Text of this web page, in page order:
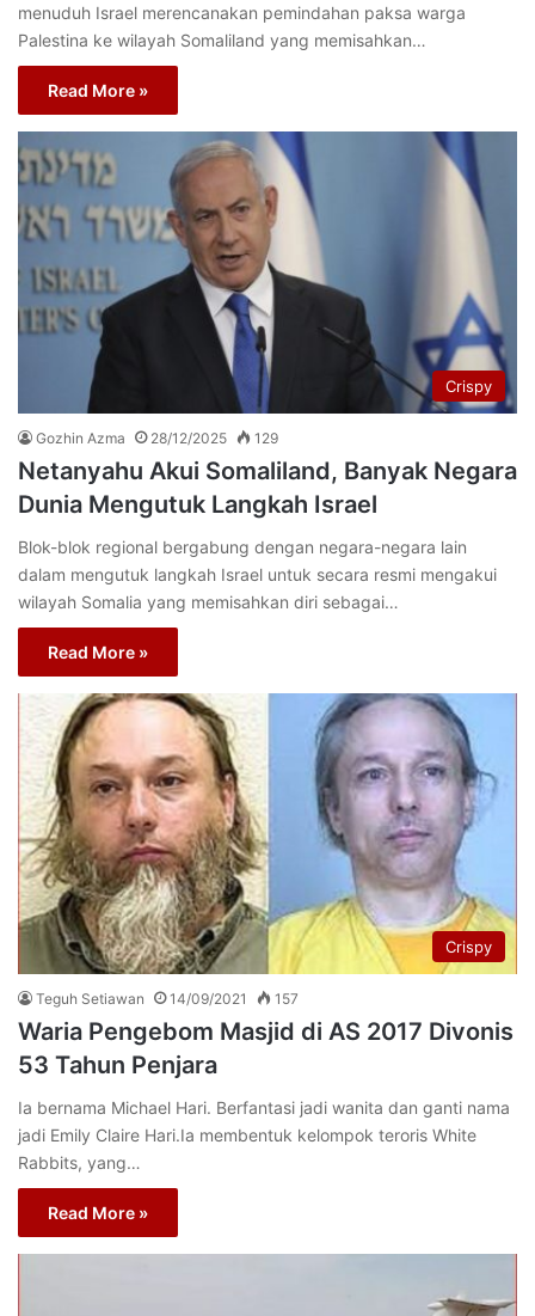
menuduh Israel merencanakan pemindahan paksa warga
Palestina ke wilayah Somaliland yang memisahkan…
Read More »
Crispy
Gozhin Azma 28/12/2025 129
Netanyahu Akui Somaliland, Banyak Negara
Dunia Mengutuk Langkah Israel
Blok-blok regional bergabung dengan negara-negara lain
dalam mengutuk langkah Israel untuk secara resmi mengakui
wilayah Somalia yang memisahkan diri sebagai…
Read More »
Crispy
Teguh Setiawan 14/09/2021 157
Waria Pengebom Masjid di AS 2017 Divonis
53 Tahun Penjara
Ia bernama Michael Hari. Berfantasi jadi wanita dan ganti nama
jadi Emily Claire Hari.Ia membentuk kelompok teroris White
Rabbits, yang…
Read More »